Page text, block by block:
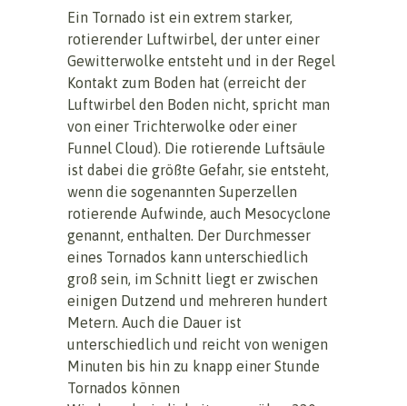
Ein Tornado ist ein extrem starker,
rotierender Luftwirbel, der unter einer
Gewitterwolke entsteht und in der Regel
Kontakt zum Boden hat (erreicht der
Luftwirbel den Boden nicht, spricht man
von einer Trichterwolke oder einer
Funnel Cloud). Die rotierende Luftsäule
ist dabei die größte Gefahr, sie entsteht,
wenn die sogenannten Superzellen
rotierende Aufwinde, auch Mesocyclone
genannt, enthalten. Der Durchmesser
eines Tornados kann unterschiedlich
groß sein, im Schnitt liegt er zwischen
einigen Dutzend und mehreren hundert
Metern. Auch die Dauer ist
unterschiedlich und reicht von wenigen
Minuten bis hin zu knapp einer Stunde
Tornados können